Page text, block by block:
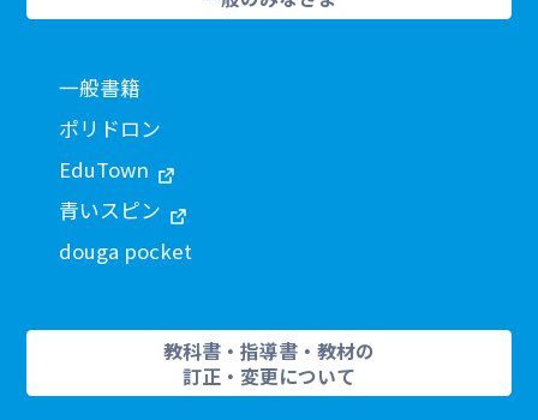
一般書籍
ポリドロン
EduTown
青いスピン
douga pocket
教科書・指導書・教材の
訂正・変更について